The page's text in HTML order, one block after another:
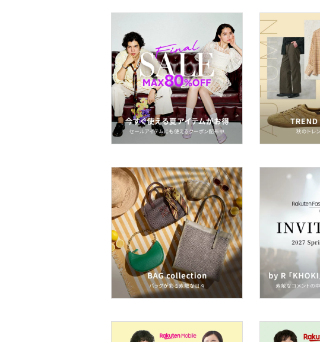
ー用品
スーツ・フォーマル
水着・スイムグッズ
着物・浴衣・和装小物
ボディケア・オーラルケ
ア
ヘアケア
食器・調理器具・キッチ
ン用品
インテリア・生活雑貨
オ機器